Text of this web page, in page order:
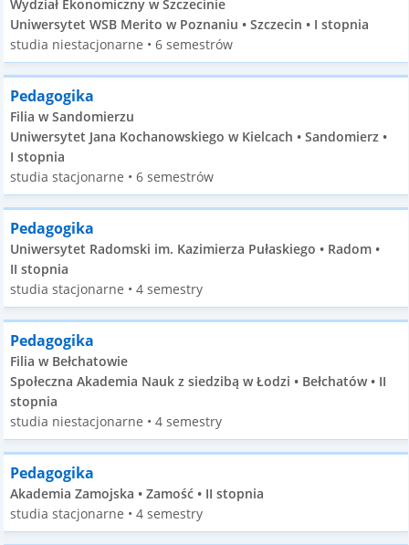
Wydział Ekonomiczny w Szczecinie
Uniwersytet WSB Merito w Poznaniu • Szczecin • I stopnia
studia niestacjonarne • 6 semestrów
Pedagogika
Filia w Sandomierzu
Uniwersytet Jana Kochanowskiego w Kielcach • Sandomierz •
I stopnia
studia stacjonarne • 6 semestrów
Pedagogika
Uniwersytet Radomski im. Kazimierza Pułaskiego • Radom •
II stopnia
studia stacjonarne • 4 semestry
Pedagogika
Filia w Bełchatowie
Społeczna Akademia Nauk z siedzibą w Łodzi • Bełchatów • II
stopnia
studia niestacjonarne • 4 semestry
Pedagogika
Akademia Zamojska • Zamość • II stopnia
studia stacjonarne • 4 semestry